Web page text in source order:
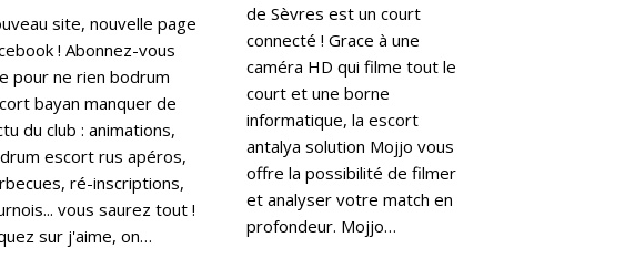
site, nouvelle page
! Abonnez-vous
pour ne rien bodrum
bayan manquer de
du club : animations,
escort rus apéros,
ré-inscriptions,
vous saurez tout !
sur j'aime, on…
de Sèvres est un court
connecté ! Grace à une
caméra HD qui filme tout le
court et une borne
informatique, la escort
antalya solution Mojjo vous
offre la possibilité de filmer
et analyser votre match en
profondeur. Mojjo…